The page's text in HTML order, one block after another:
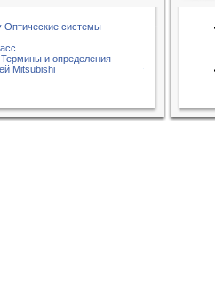
Оптические системы
и определения
Mitsubishi